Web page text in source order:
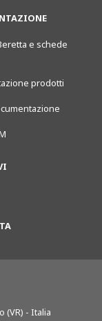
e schede
prodotti
(VR) - Italia